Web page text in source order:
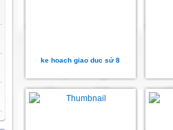
ke hoach giao duc sử 8